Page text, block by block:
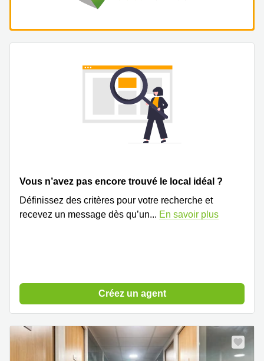
Vous n’avez pas encore trouvé le local idéal ?
Définissez des critères pour votre recherche et
recevez un message dès qu’un... En savoir plus
Créez un agent